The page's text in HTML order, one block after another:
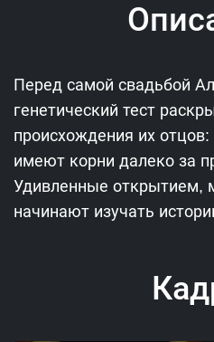
Перед самой свадьбой
генетический тест
происхождения их
имеют корни далеко за
Удивленные открытием,
начинают изучать